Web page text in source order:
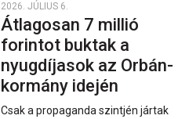
2026. JÚLIUS 6.
Átlagosan 7 millió
forintot buktak a
nyugdíjasok az Orbán-
kormány idején
Csak a propaganda szintjén jártak